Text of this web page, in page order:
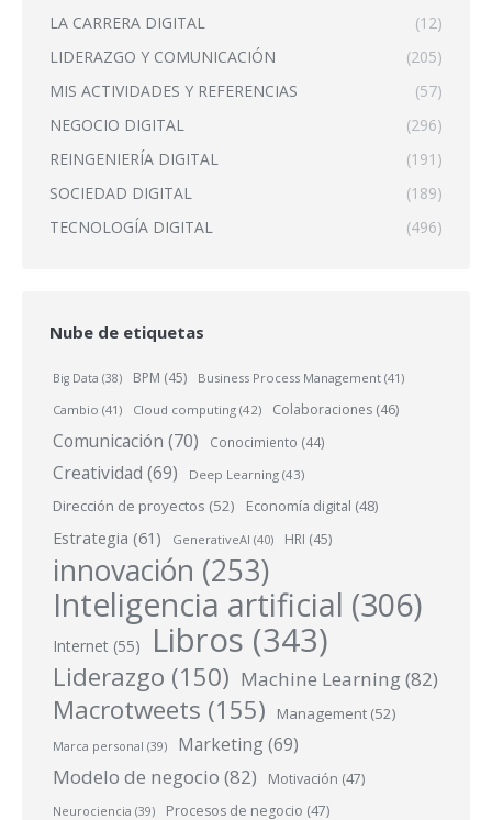
LA CARRERA DIGITAL
(12)
LIDERAZGO Y COMUNICACIÓN
(205)
MIS ACTIVIDADES Y REFERENCIAS
(57)
NEGOCIO DIGITAL
(296)
REINGENIERÍA DIGITAL
(191)
SOCIEDAD DIGITAL
(189)
TECNOLOGÍA DIGITAL
(496)
Nube de etiquetas
Big Data (38) BPM (45) Business Process Management (41)
Cambio (41) Cloud computing (42) Colaboraciones (46)
Comunicación (70) Conocimiento (44)
Creatividad (69) Deep Learning (43)
Dirección de proyectos (52) Economía digital (48)
Estrategia (61) GenerativeAI (40) HRI (45)
innovación (253)
Inteligencia artificial (306)
Internet (55) Libros (343)
Liderazgo (150) Machine Learning(82)
Macrotweets (155) Management (52)
Marca personal (39) Marketing (69)
Modelo de negocio (82) Motivación (47)
Neurociencia (39) Procesos de negocio (47)